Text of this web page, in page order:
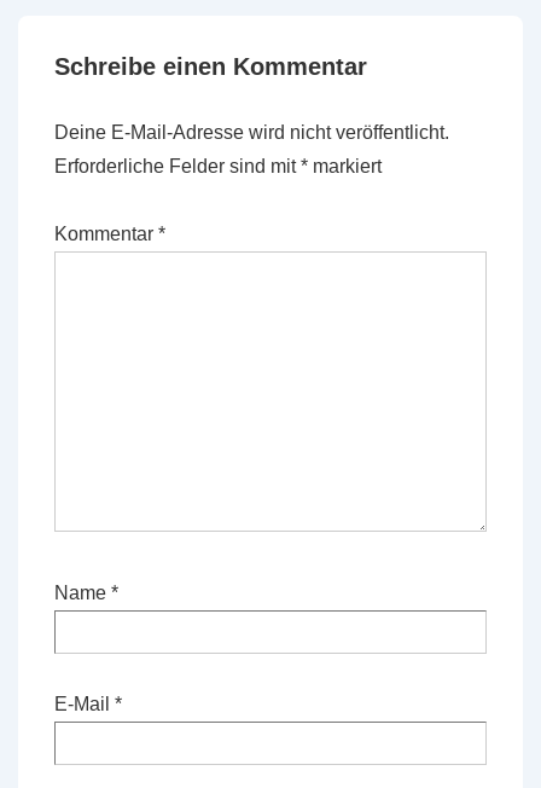
Schreibe einen Kommentar
Deine E-Mail-Adresse wird nicht veröffentlicht.
Erforderliche Felder sind mit* markiert
Kommentar *
Name *
E-Mail *